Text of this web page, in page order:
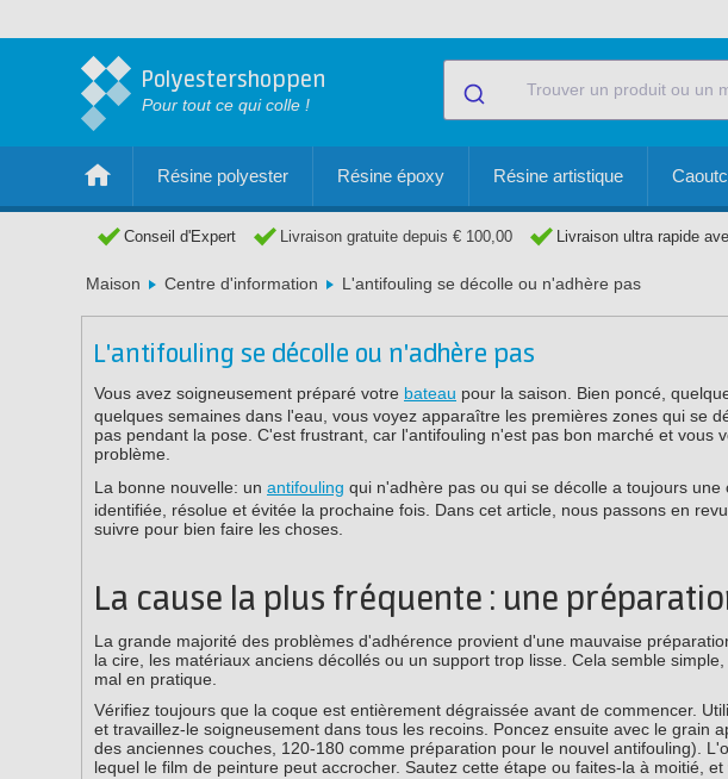
Polyestershoppen
Pour tout ce qui colle !
Résine polyester Résine époxy Résine artistique
Conseil d'Expert Livraison gratuite depuis € 100,00 Livraison ultra rapide
Maison Centre d'information L'antifouling se décolle ou n'adhère pas
L'antifouling se décolle ou n'adhère pas
Vous avez soigneusement préparé votre bateau pour la saison. Bien poncé,
quelques semaines dans l'eau, vous voyez apparaître les premières zones qui se
pas pendant la pose. C'est frustrant, car l'antifouling n'est pas bon marché et vous
problème.
La bonne nouvelle: un antifouling qui n'adhère pas ou qui se décolle a toujours
identifiée, résolue et évitée la prochaine fois. Dans cet article, nous passons en
suivre pour bien faire les choses.
La cause la plus fréquente : une
La grande majorité des problèmes d'adhérence provient d'une mauvaise
la cire, les matériaux anciens décollés ou un support trop lisse. Cela semble
mal en pratique.
Vérifiez toujours que la coque est entièrement dégraissée avant de commencer.
et travaillez-le soigneusement dans tous les recoins. Poncez ensuite avec le grain
des anciennes couches, 120-180 comme préparation pour le nouvel antifouling).
lequel le film de peinture peut accrocher. Sautez cette étape ou faites-la à moitié, et